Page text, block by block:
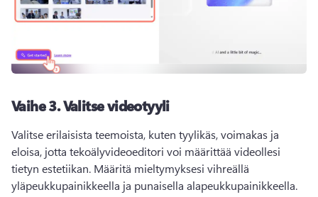
Vaihe 3.Valitse videotyyli
Valitse erilaisista teemoista, kuten tyylikäs, voimakas ja
eloisa, jotta tekoälyvideoeditori voi määrittää videollesi
tietyn estetiikan. Määritä mieltymyksesi vihreällä
yläpeukkupainikkeella ja punaisella alapeukkupainikkeella.